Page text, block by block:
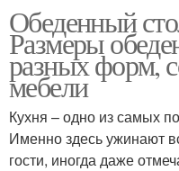
Обеденный
Размеры
разных форм,
мебели
Кухня – одно из самых
Именно здесь ужинают
гости, иногда даже